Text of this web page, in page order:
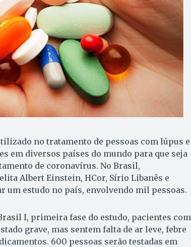
no tratamento de pessoas com lúpus e
em diversos países do mundo para que seja
de coronavírus. No Brasil,
Albert Einstein, HCor, Sírio Libanês e
um estudo no país, envolvendo mil pessoas.
I, primeira fase do estudo, pacientes com
grave, mas sentem falta de ar leve, febre
600 pessoas serão testadas em